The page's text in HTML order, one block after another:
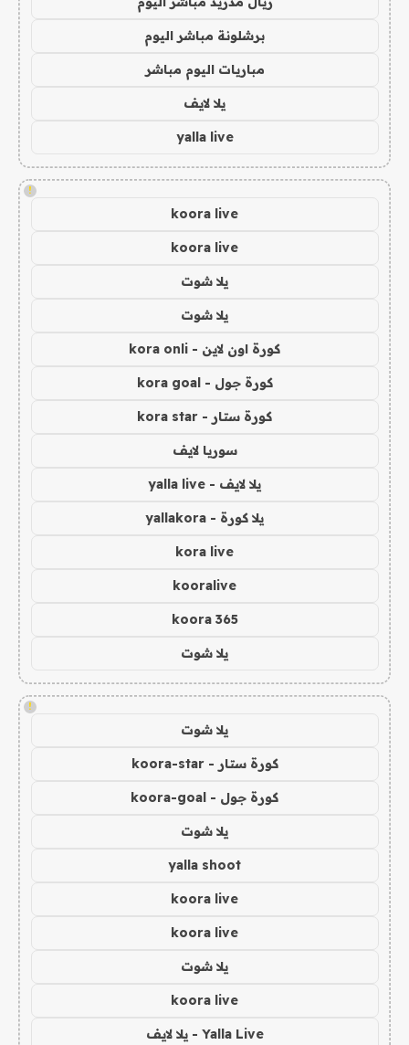
برشلونة مباشر اليوم
مباريات اليوم مباشر
يلا لايف
yalla live
!
koora live
koora live
يلا شوت
يلا شوت
كورة اون لاين - kora onli
كورة جول - kora goal
كورة ستار - kora star
سوريا لايف
يلا لايف - yalla live
يلا كورة - yallakora
kora live
kooralive
koora 365
يلا شوت
!
يلا شوت
كورة ستار - koora-star
كورة جول - koora-goal
يلا شوت
yalla shoot
koora live
koora live
يلا شوت
koora live
Yalla Live - يلا لايف